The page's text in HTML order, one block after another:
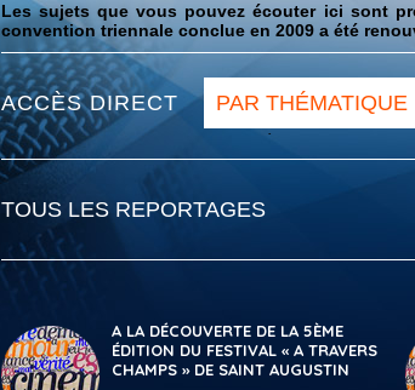
Les sujets que vous pouvez écouter ici sont
convention triennale conclue en 2009 a été
ACCÈS DIRECT PAR THÉMATIQUE
TOUS LES REPORTAGES
A LA DÉCOUVERTE DE LA 5ÈME
ÉDITION DU FESTIVAL « A TRAVERS
CHAMPS » DE SAINT AUGUSTIN